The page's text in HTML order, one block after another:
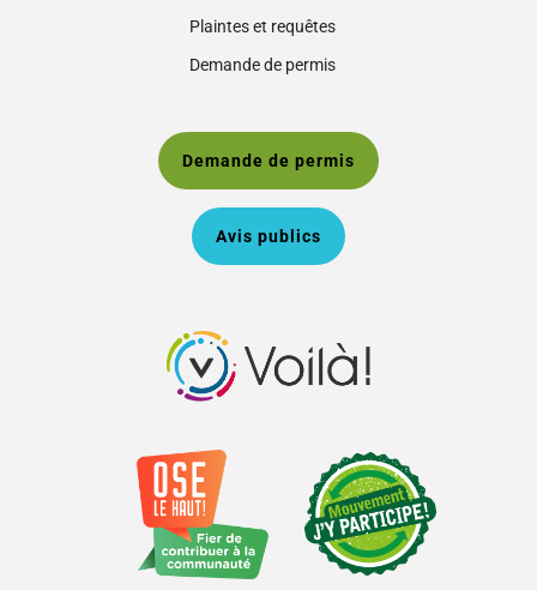
Plaintes et requêtes
Demande de permis
Demande de permis
Avis publics